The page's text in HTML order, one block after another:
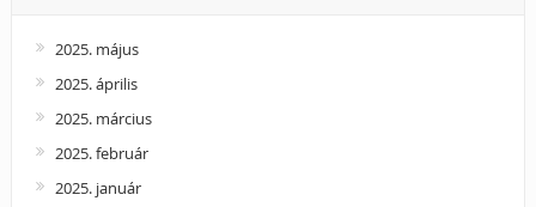
2025. május
2025. április
2025. március
2025. február
2025. január